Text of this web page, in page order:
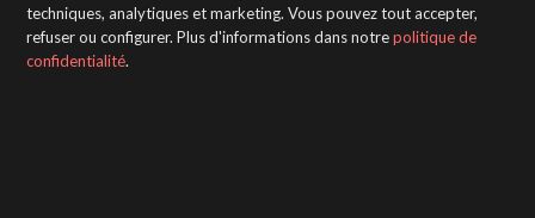
techniques, analytiques et marketing. Vous pouvez tout accepter,
refuser ou configurer. Plus d'informations dans notrepolitique de
confidentialité.